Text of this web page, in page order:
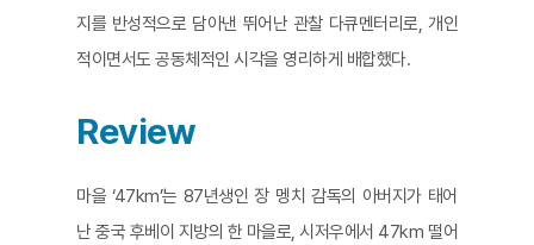
지를 반성적으로 담아낸 뛰어난 관찰 다큐멘터리로, 개인
적이면서도 공동체적인 시각을 영리하게 배합했다.
Review
마을 ‘47km’는 87년생인 장 멩치 감독의 아버지가 태어
난 중국 후베이 지방의 한 마을로, 시저우에서 47km 떨어